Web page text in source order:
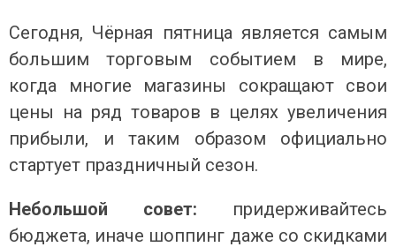
Сегодня, Чёрная пятница является самым
большим торговым событием в мире,
когда многие магазины сокращают свои
цены на ряд товаров в целях увеличения
прибыли, и таким образом официально
стартует праздничный сезон.
Небольшой совет: придерживайтесь
бюджета, иначе шоппинг даже со скидками